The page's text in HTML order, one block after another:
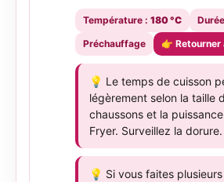
Température : 180 °C
Préchauffage
👉
💡 Le temps de cuisson
légèrement selon la taille
chaussons et la
Fryer. Surveillez la dorure.
💡 Si vous faites